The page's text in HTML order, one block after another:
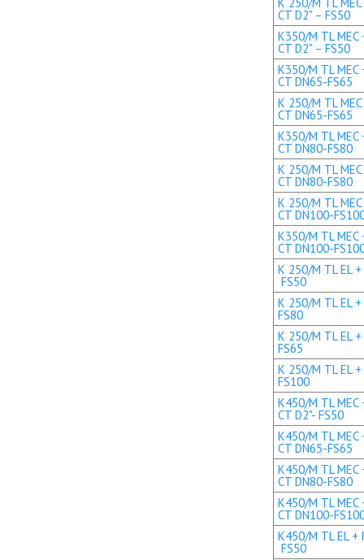
CT D2" – FS50
K350/M TL MEC
CT D2" – FS50
K350/M TL MEC
CT DN65-FS65
K 250/M TL MEC
CT DN65-FS65
K350/M TL MEC
CT DN80-FS80
K 250/M TL MEC
CT DN80-FS80
K 250/M TL MEC
CT DN100-
K350/M TL MEC
CT DN100-
K 250/M TL EL +
FS50
K 250/M TL EL +
FS80
K 250/M TL EL +
FS65
K 250/M TL EL
FS100
K450/M TL MEC
CT D2"- FS50
K450/M TL MEC
CT DN65-FS65
K450/M TL MEC
CT DN80-FS80
K450/M TL MEC
CT DN100-
K450/M TL EL +
FS50